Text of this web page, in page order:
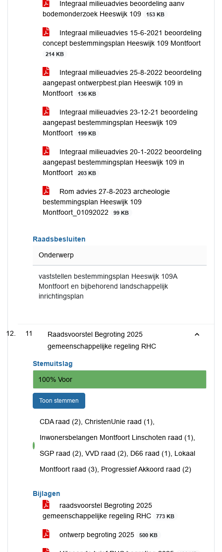
Integraal milieuadvies beoordeling aanv
bodemonderzoek Heeswijk 109
153 KB
Integraal milieuadvies 15-6-2021 beoordeling
concept bestemmingsplan Heeswijk 109 Montfoort
214 KB
Integraal milieuadvies 25-8-2022 beoordeling
aangepast ontwerpbest.plan Heeswijk 109 in
Montfoort
136 KB
Integraal milieuadvies 23-12-21 beoordeling
aangepast bestemmingsplan Heeswijk 109
Montfoort
199 KB
Integraal milieuadvies 20-1-2022 beoordeling
aangepast bestemmingsplan Heeswijk 109 in
Montfoort
203 KB
Rom advies 27-8-2023 archeologie
bestemmingsplan Heeswijk 109
Montfoort_01092022
99 KB
Raadsbesluiten
Onderwerp
vaststellen bestemmingsplan Heeswijk 109A
Montfoort en bijbehorend landschappelijk
inrichtingsplan
11
Raadsvoorstel Begroting 2025
gemeenschappelijke regeling RHC
Stemuitslag
100% Voor
Toon stemmen
voor
CDA raad (2), ChristenUnie raad (1),
Inwonersbelangen Montfoort Linschoten raad (1),
SGP raad (2), VVD raad (2), D66 raad (1), Lokaal
Montfoort raad (3), Progressief Akkoord raad (2)
Bijlagen
raadsvoorstel Begroting 2025
gemeenschappelijke regeling RHC
773 KB
ontwerp begroting 2025 500 KB